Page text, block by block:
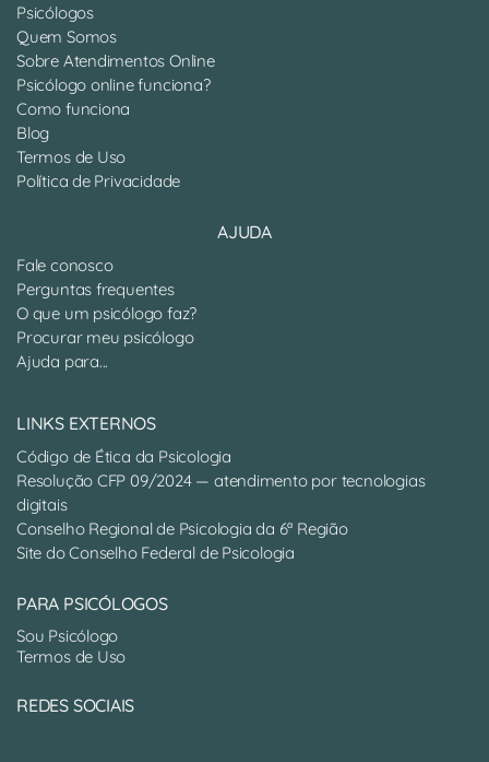
Psicólogos
Quem Somos
Sobre Atendimentos Online
Psicólogo online funciona?
Como funciona
Blog
Termos de Uso
Política de Privacidade
AJUDA
Fale conosco
Perguntas frequentes
O que um psicólogo faz?
Procurar meu psicólogo
Ajuda para...
LINKS EXTERNOS
Código de Ética da Psicologia
Resolução CFP 09/2024 — atendimento por tecnologias
digitais
Conselho Regional de Psicologia da 6ª Região
Site do Conselho Federal de Psicologia
PARA PSICÓLOGOS
Sou Psicólogo
Termos de Uso
REDES SOCIAIS